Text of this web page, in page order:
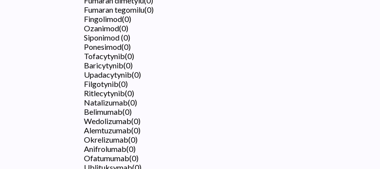
Fumaran tegomilu(0)
Fingolimod(0)
Ozanimod(0)
Siponimod(0)
Ponesimod(0)
Tofacytynib(0)
Baricytynib(0)
Upadacytynib(0)
Filgotynib(0)
Ritlecytynib(0)
Natalizumab(0)
Belimumab(0)
Wedolizumab(0)
Alemtuzumab(0)
Okrelizumab(0)
Anifrolumab(0)
Ofatumumab(0)